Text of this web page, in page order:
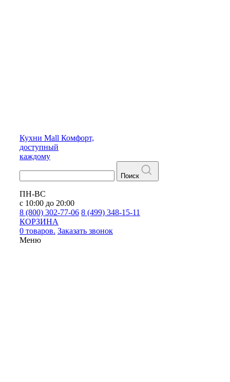
Кухни Mall Комфорт,
доступный
каждому
Поиск
ПН-ВС
с 10:00 до 20:00
8 (800) 302-77-06 8 (499) 348-15-11
КОРЗИНА
0 товаров. Заказать звонок
Меню